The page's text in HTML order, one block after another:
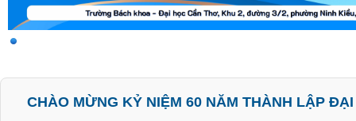
CHÀO MỪNG KỶ NIỆM 60 NĂM THÀNH LẬP